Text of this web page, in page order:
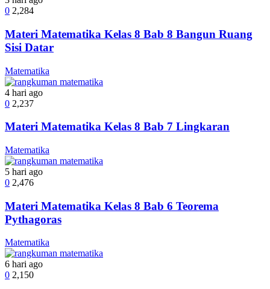
0 2,284
Materi Matematika Kelas 8 Bab 8 Bangun Ruang
Sisi Datar
Matematika
4 hari ago
0 2,237
Materi Matematika Kelas 8 Bab 7 Lingkaran
Matematika
5 hari ago
0 2,476
Materi Matematika Kelas 8 Bab 6 Teorema
Pythagoras
Matematika
6 hari ago
0 2,150